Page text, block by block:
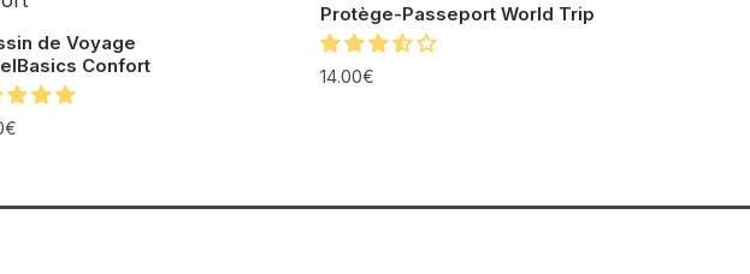
de Voyage
Confort
€
Protège-Passeport World Trip
14.00€